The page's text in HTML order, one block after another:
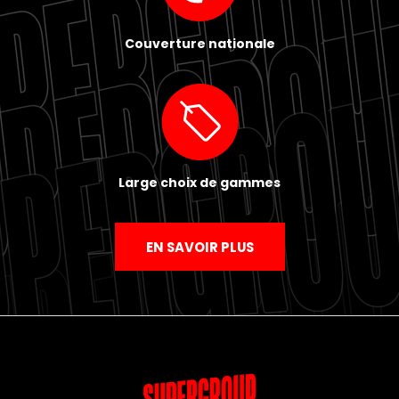
Couverture nationale
Large choix de gammes
EN SAVOIR PLUS